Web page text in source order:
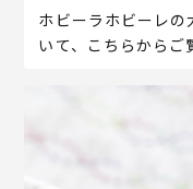
ホビーラホビーレ
いて、こちらからご